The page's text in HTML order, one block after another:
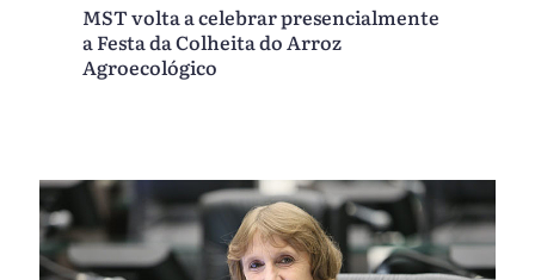
MST volta a celebrar presencialmente
a Festa da Colheita do Arroz
Agroecológico